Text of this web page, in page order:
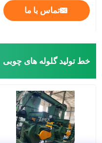
تماس با ما
خط تولید گلوله های چوبی